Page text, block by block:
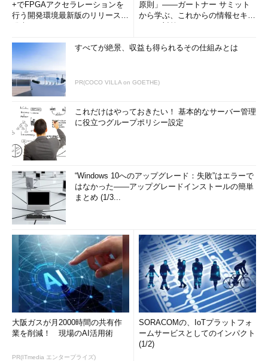
+でFPGAアクセラレーションを
行う開発環境最新版のリリースを
原則」――ガートナー サミット
から学ぶ、これからの情報セキュ
すべてが絶景、収益も得られるその仕組みとは
PR(COCO VILLA on GOETHE)
これだけはやっておきたい！ 基本的なサーバー管理
に役立つグループポリシー設定
“Windows 10へのアップグレード：失敗”はエラーで
はなかった――アップグレードインストールの簡単
まとめ (1/3...
大阪ガスが月2000時間の共有作
業を削減！ 現場のAI活用術
PR(ITmedia エンタープライズ)
SORACOMの、IoTプラットフォ
ームサービスとしてのインパクト
(1/2)